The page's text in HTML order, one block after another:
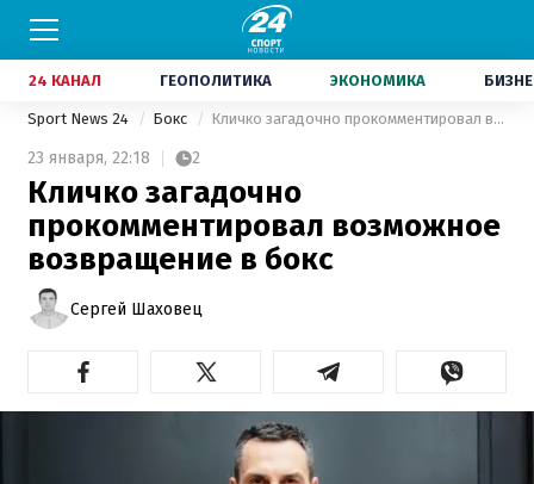
24 КАНАЛ ГЕОПОЛИТИКА ЭКОНОМИКА
Sport News 24 Бокс Кличко загадочно прокомментировал возможное возвращение в бокс
23 января, 22:18 2
Кличко загадочно
прокомментировал возможное
возвращение в бокс
Сергей Шаховец